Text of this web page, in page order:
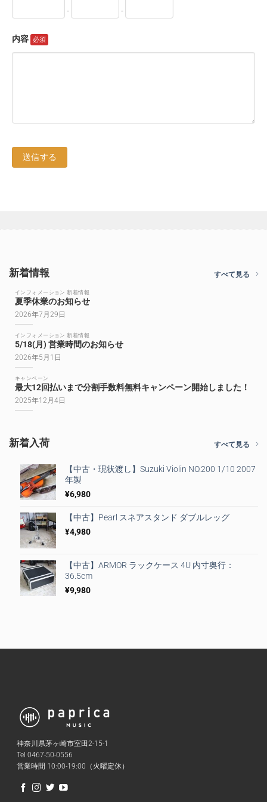
- -
内容
新着情報 すべて見る
インフォメーション 新着情報
夏季休業のお知らせ
2026年7月29日
インフォメーション 新着情報
5/18(月) 営業時間のお知らせ
2026年5月1日
キャンペーン
最大12回払いまで分割手数料無料キャンペーン開始しました！
2025年12月4日
新着入荷 すべて見る
【中古・現状渡し】Suzuki Violin NO.200 1/10 2007
年製
¥6,980
【中古】Pearl スネアスタンド ダブルレッグ
¥4,980
【中古】ARMOR ラックケース 4U 内寸奥行：
36.5cm
¥9,980
神奈川県茅ヶ崎市室田2-15-1
Tel 0467-50-0556
営業時間 10:00-19:00（火曜定休）